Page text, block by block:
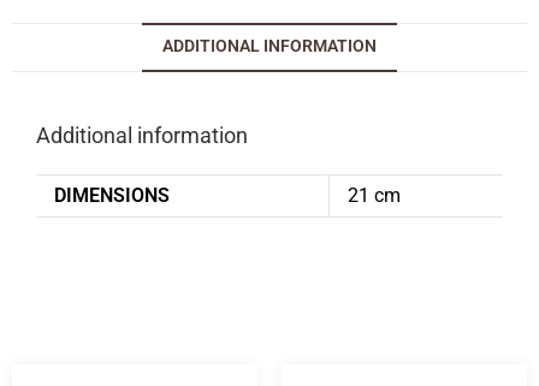
ADDITIONAL INFORMATION
Additional information
DIMENSIONS 21 cm